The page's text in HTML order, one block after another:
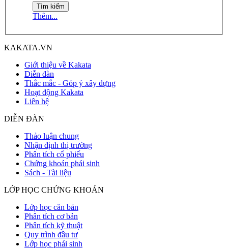
Thêm...
KAKATA.VN
Giới thiệu về Kakata
Diễn đàn
Thắc mắc - Góp ý xây dựng
Hoạt động Kakata
Liên hệ
DIỄN ĐÀN
Thảo luận chung
Nhận định thị trường
Phân tích cổ phiếu
Chứng khoán phái sinh
Sách - Tài liệu
LỚP HỌC CHỨNG KHOÁN
Lớp học căn bản
Phân tích cơ bản
Phân tích kỹ thuật
Quy trình đầu tư
Lớp học phái sinh